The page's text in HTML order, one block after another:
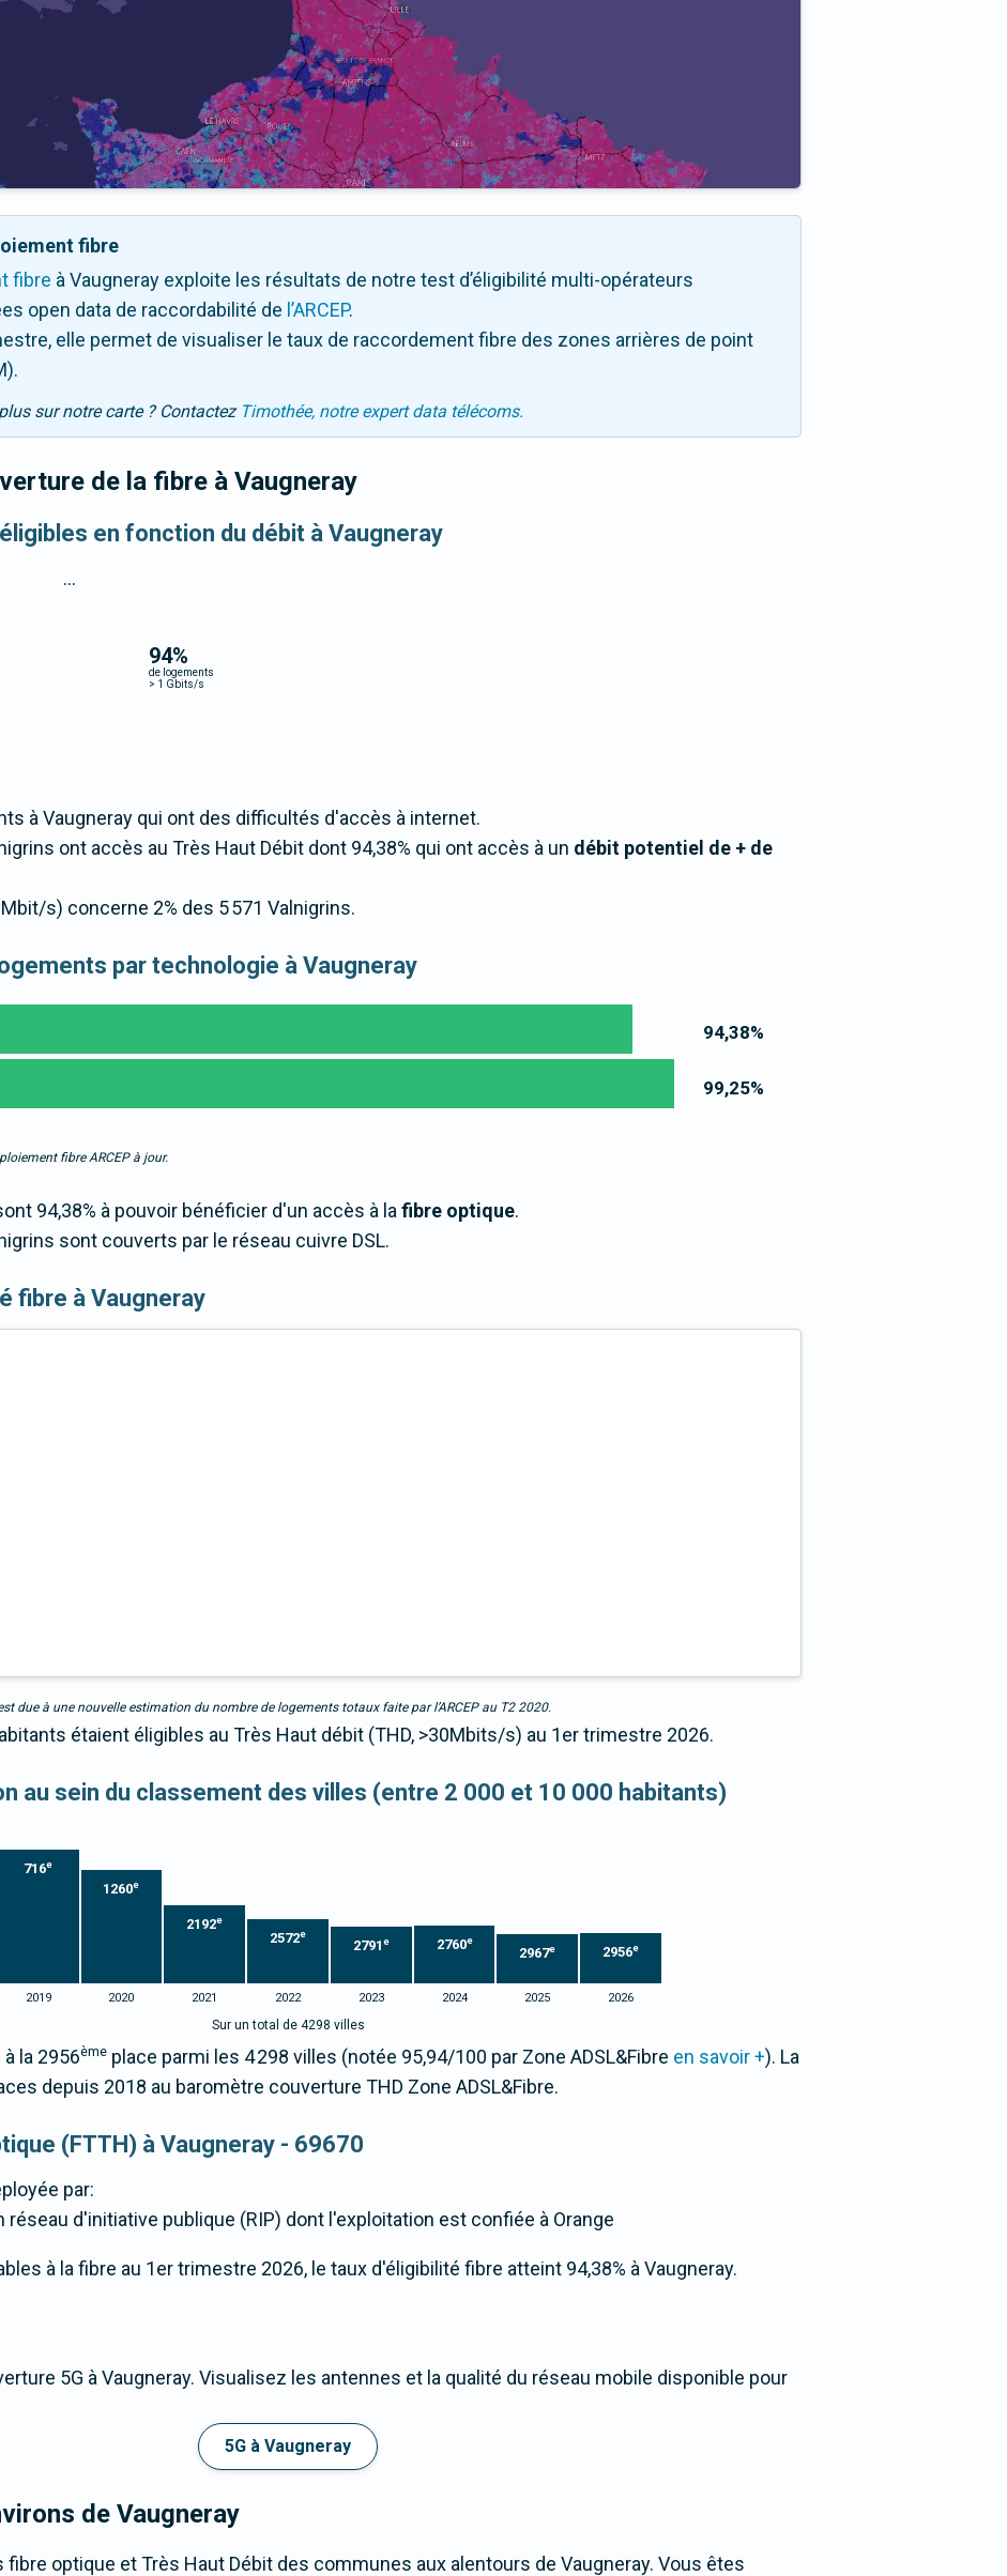
fibre
fibre à Vaugneray exploite les résultats de notre test d’éligibilité multi-opérateurs
open data de raccordabilité de l’ARCEP.
elle permet de visualiser le taux de raccordement fibre des zones arrières de point
sur notre carte ? Contactez Timothée, notre expert data télécoms.
de la fibre à Vaugneray
en fonction du débit à Vaugneray
94%
de logements
> 1 Gbits/s
...
à Vaugneray qui ont des difficultés d'accès à internet.
ont accès au Très Haut Débit dont 94,38% qui ont accès à un débit potentiel de + de
s) concerne 2% des 5 571 Valnigrins.
par technologie à Vaugneray
94,38%
99,25%
fibre ARCEP à jour.
94,38% à pouvoir bénéficier d'un accès à lafibre optique.
sont couverts par le réseau cuivre DSL.
fibre à Vaugneray
due à une nouvelle estimation du nombre de logements totaux faite par l’ARCEP au T2 2020.
étaient éligibles au Très Haut débit (THD, >30Mbits/s) au 1er trimestre 2026.
au sein du classement des villes (entre 2 000 et 10 000 habitants)
716e
1260e
2192e
2572e
2791 e 2760e
2967e 2956e
2019 2020 2021 2022 2023 2024 2025 2026
Sur un total de 4298 villes
la 2956ème place parmi les 4 298 villes (notée 95,94/100 par Zone ADSL&Fibre en savoir +). La
depuis 2018 au baromètre couverture THD Zone ADSL&Fibre.
(FTTH) à Vaugneray - 69670
par:
réseau d'initiative publique (RIP) dont l'exploitation est confiée à Orange
à la fibre au 1er trimestre 2026, le taux d'éligibilité fibre atteint 94,38% à Vaugneray.
5G à Vaugneray. Visualisez les antennes et la qualité du réseau mobile disponible pour
5G à Vaugneray
de Vaugneray
optique et Très Haut Débit des communes aux alentours de Vaugneray. Vous êtes